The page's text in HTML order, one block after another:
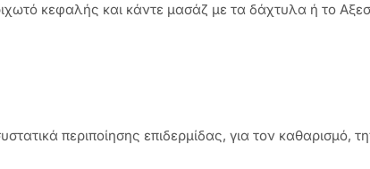
κεφαλής και κάντε μασάζ με τα δάχτυλα ή το
περιποίησης επιδερμίδας, για τον καθαρισμό,